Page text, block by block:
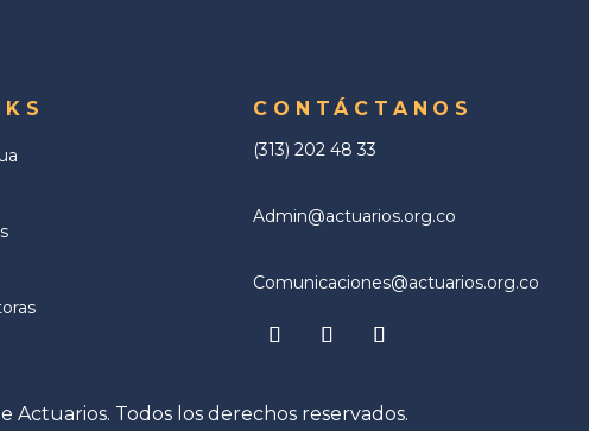
CONTÁCTANOS
(313) 202 48 33
Admin@actuarios.org.co
Comunicaciones@actuarios.org.co
Actuarios. Todos los derechos reservados.